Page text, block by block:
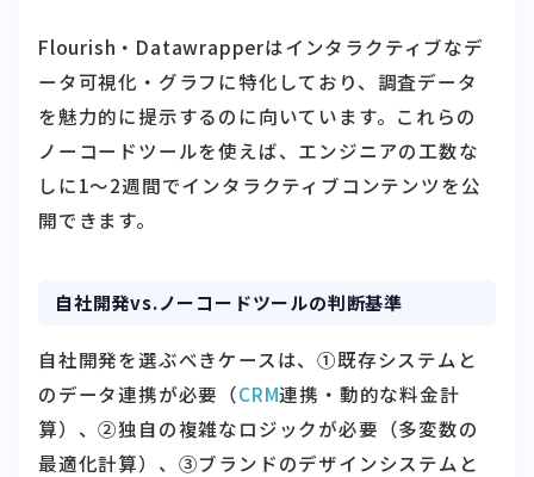
Flourish・Datawrapperはインタラクティブなデ
ータ可視化・グラフに特化しており、調査データ
を魅力的に提示するのに向いています。これらの
ノーコードツールを使えば、エンジニアの工数な
しに1〜2週間でインタラクティブコンテンツを公
開できます。
自社開発vs.ノーコードツールの判断基準
自社開発を選ぶべきケースは、①既存システムと
のデータ連携が必要（CRM連携・動的な料金計
算）、②独自の複雑なロジックが必要（多変数の
最適化計算）、③ブランドのデザインシステムと